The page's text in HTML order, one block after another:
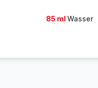
85 ml Wasser